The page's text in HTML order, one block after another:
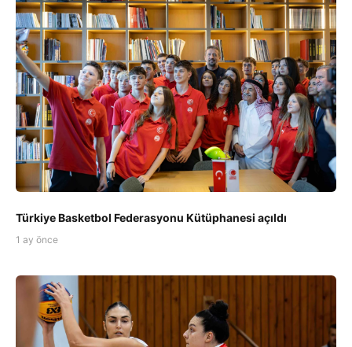
Türkiye Basketbol Federasyonu Kütüphanesi açıldı
1 ay önce